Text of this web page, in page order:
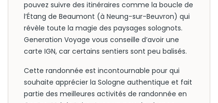
pouvez suivre des itinéraires comme la boucle de
l’Étang de Beaumont (à Neung-sur-Beuvron) qui
révèle toute la magie des paysages solognots.
Generation Voyage vous conseille d’avoir une
carte IGN, car certains sentiers sont peu balisés.
Cette randonnée est incontournable pour qui
souhaite apprécier la Sologne authentique et fait
partie des meilleures activités de randonnée en